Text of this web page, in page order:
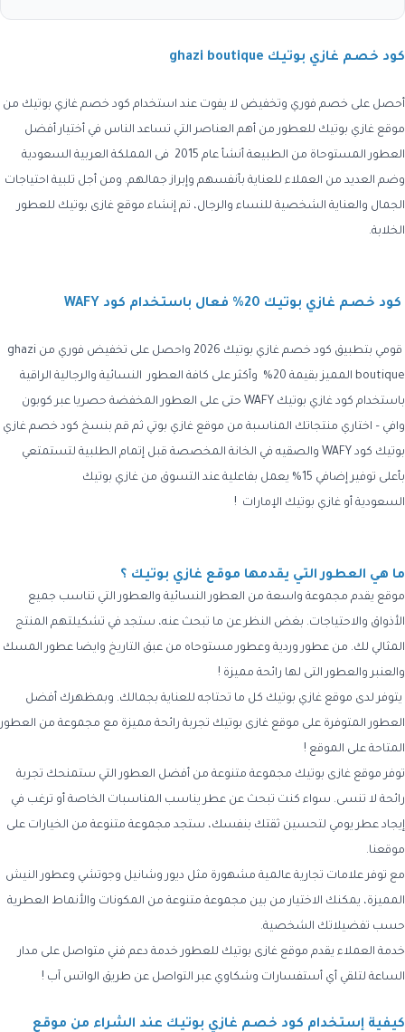
كود خصم غازي بوتيك ghazi boutique
أحصل على خصم فوري وتخفيض لا يفوت عند استخدام كود خصم غازي بوتيك من
موقع غازي بوتيك للعطور من أهم العناصر التي تساعد الناس في أختيار أفضل
العطور المستوحاة من الطبيعة أنشأ عام 2015 فى المملكة العربية السعودية
وضم العديد من العملاء للعناية بأنفسهم وإبراز جمالهم. ومن أجل تلبية احتياجات
الجمال والعناية الشخصية للنساء والرجال، تم إنشاء موقع غازى بوتيك للعطور
الخلابة.
كود خصم غازي بوتيك 20% فعال باستخدام كود WAFY
قومي بتطبيق كود خصم غازي بوتيك 2026 واحصل على تخفيض فوري من ghazi
boutique
المميز بقيمة 20% وأكثر على كافة العطور النسائية والرجالية الراقية
باستخدام كود غازي بوتيك WAFY
حتى على العطور المخفضة حصريا عبر كوبون
وافي – اختاري منتجاتك المناسبة من موقع غازي بوتي ثم قم بنسخ كود خصم غازي
بوتيك كود WAFY والصقيه
في الخانة المخصصة قبل إتمام الطلبية لتستمتعي
بأعلى توفير إضافي 15% يعمل بفاعلية عند التسوق من
غازي بوتيك
السعودية أو غازي بوتيك الإمارات !
ما هي العطور التي يقدمها موقع غازي بوتيك ؟
موقع يقدم مجموعة واسعة من العطور النسائية والعطور التي تناسب جميع
الأذواق والاحتياجات. بغض النظر عن ما تبحث عنه، ستجد في تشكيلتهم المنتج
المثالي لك. من عطور وردية وعطور مستوحاه من عبق التاريخ وايضا عطور المسك
والعنبر والعطور التى لها رائحة مميزة !
يتوفر لدى موقع غازي بوتيك كل ما تحتاجه للعناية بجمالك. وبمظهرك أفضل
العطور المتوفرة على موقع غازى بوتيك تجربة رائحة مميزة مع مجموعة من العطور
المتاحة على الموقع !
توفر موقع غازى بوتيك مجموعة متنوعة من أفضل العطور التي ستمنحك تجربة
رائحة لا تنسى. سواء كنت تبحث عن عطر يناسب المناسبات الخاصة أو ترغب في
إيجاد عطر يومي لتحسين ثقتك بنفسك، ستجد مجموعة متنوعة من الخيارات على
موقعنا.
مع توفر علامات تجارية عالمية مشهورة مثل ديور وشانيل وجوتشي وعطور النيش
المميزة، يمكنك الاختيار من بين مجموعة متنوعة من المكونات والأنماط العطرية
حسب تفضيلاتك الشخصية.
خدمة العملاء يقدم موقع غازى بوتيك للعطور خدمة دعم فني متواصل على مدار
الساعة لتلقي أي أستفسارات وشكاوي عبر التواصل عن طريق الواتس آب !
كيفية إستخدام كود خصم غازي بوتيك عند الشراء من موقع